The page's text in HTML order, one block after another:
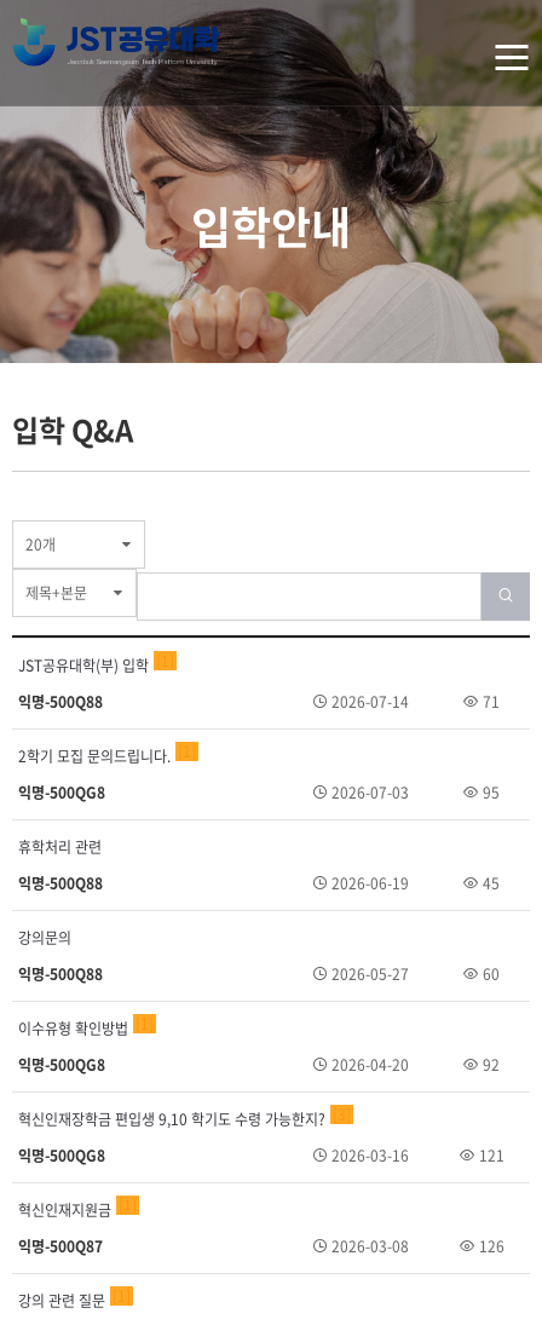
입학안내
입학 Q&A
20개
제목+본문
1
JST공유대학(부) 입학
익명-500Q88
2026-07-14 71
1
2학기 모집 문의드립니다.
익명-500QG8
2026-07-03 95
휴학처리 관련
익명-500Q88
2026-06-19 45
강의문의
익명-500Q88
2026-05-27 60
1
이수유형 확인방법
익명-500QG8
2026-04-20 92
3
혁신인재장학금 편입생 9,10 학기도 수령 가능한지?
익명-500QG8
2026-03-16 121
1
혁신인재지원금
익명-500Q87
2026-03-08 126
1
강의 관련 질문